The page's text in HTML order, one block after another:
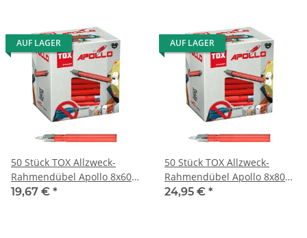
AUF LAGER
50 Stück TOX Allzweck-
Rahmendübel Apollo 8x60
mm
19,67 € *
AUF LAGER
50 Stück TOX Allzweck-
Rahmendübel Apollo 8x80
mm
24,95 € *